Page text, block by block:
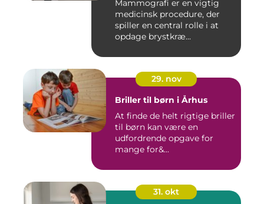
Mammografi er en vigtig
medicinsk procedure, der
spiller en central rolle i at
opdage brystkræ...
29. nov
Briller til børn i Århus
At finde de helt rigtige briller
til børn kan være en
udfordrende opgave for
mange for&...
31. okt